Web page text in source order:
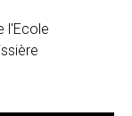
l'Ecole